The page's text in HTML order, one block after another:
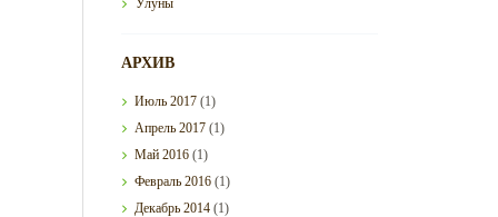
Улуны
АРХИВ
Июль2017 (1)
Апрель2017 (1)
Май2016 (1)
Февраль2016 (1)
Декабрь2014 (1)